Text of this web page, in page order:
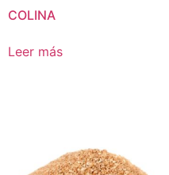
COLINA
Leer más